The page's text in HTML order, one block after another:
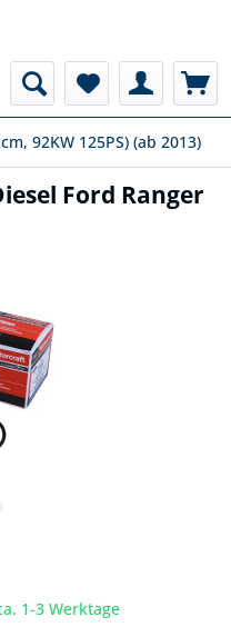
92KW 125PS) (ab 2013)
Ford Ranger
1-3 Werktage